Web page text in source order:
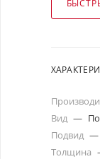
Вид —
Подвид —
Толщина